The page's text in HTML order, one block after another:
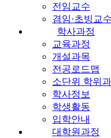
전임교수
겸임·초빙교수
학사과정
교육과정
개설과목
전공로드맵
소단위 학위
학사정보
학생활동
입학안내
대학원과정